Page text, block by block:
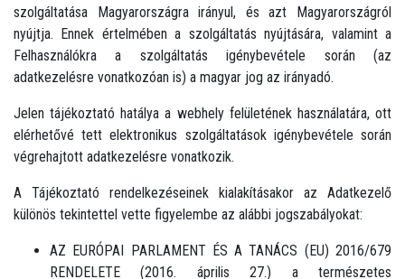
szolgáltatása Magyarországra irányul, és azt Magyarországról
nyújtja. Ennek értelmében a szolgáltatás nyújtására, valamint a
Felhasználókra a szolgáltatás igénybevétele során (az
adatkezelésre vonatkozóan is) a magyar jog az irányadó.
Jelen tájékoztató hatálya a webhely felületének használatára, ott
elérhetővé tett elektronikus szolgáltatások igénybevétele során
végrehajtott adatkezelésre vonatkozik.
A Tájékoztató rendelkezéseinek kialakításakor az Adatkezelő
különös tekintettel vette figyelembe az alábbi jogszabályokat:
AZ EURÓPAI PARLAMENT ÉS A TANÁCS (EU) 2016/679
RENDELETE (2016. április 27.) a természetes